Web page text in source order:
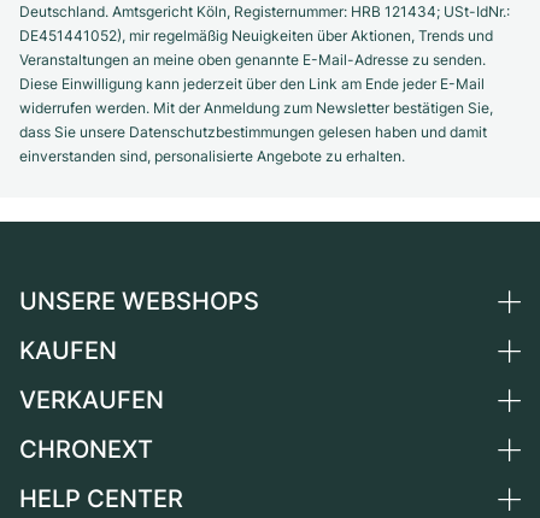
Deutschland. Amtsgericht Köln, Registernummer: HRB 121434; USt-IdNr.:
DE451441052), mir regelmäßig Neuigkeiten über Aktionen, Trends und
Veranstaltungen an meine oben genannte E-Mail-Adresse zu senden.
Diese Einwilligung kann jederzeit über den Link am Ende jeder E-Mail
widerrufen werden. Mit der Anmeldung zum Newsletter bestätigen Sie,
dass Sie unsere Datenschutzbestimmungen gelesen haben und damit
einverstanden sind, personalisierte Angebote zu erhalten.
UNSERE WEBSHOPS
Deutschland
Schweiz
Frankreich
KAUFEN
Alle Luxusuhren
Independent Brands
VERKAUFEN
Uhr verkaufen
CHRONEXT
Über uns
HELP CENTER